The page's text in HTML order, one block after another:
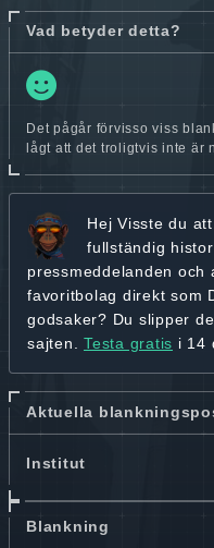
Vad betyder detta?
Det pågår förvisso viss
lågt att det troligtvis inte är
Hej Visste du
fullständig
pressmeddelanden och
favoritbolag direkt som
godsaker? Du slipper
sajten. Testa gratis i 14
Aktuella
Institut
Blankning